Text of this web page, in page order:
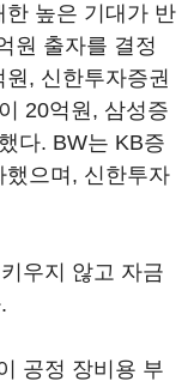
높은 기대가 반
원 출자를 결정
원, 신한투자증권
이 20억원, 삼성증
다. BW는 KB증
으며, 신한투자
우지 않고 자금
공정 장비용 부